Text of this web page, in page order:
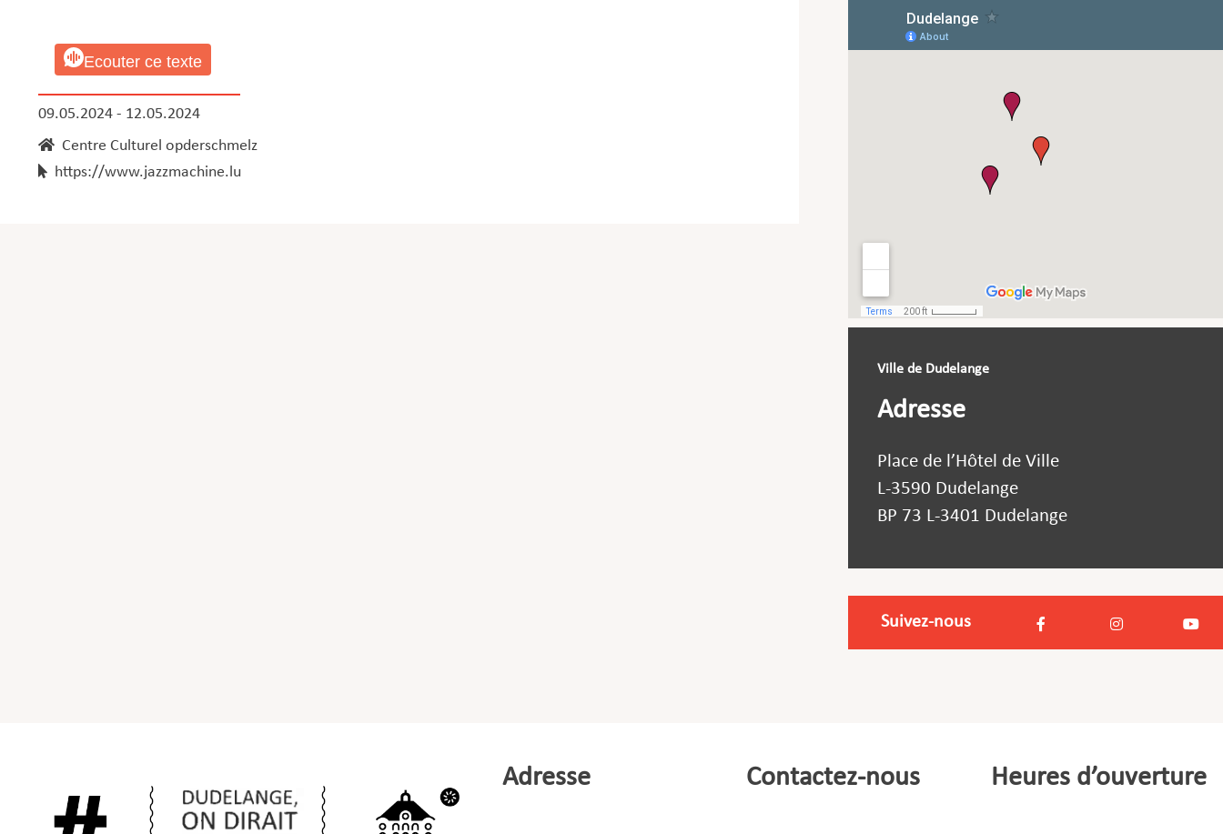
Ecouter ce texte
09.05.2024 - 12.05.2024
Centre Culturel opderschmelz
https://www.jazzmachine.lu
Ville de Dudelange
Adresse
Place de l’Hôtel de Ville
L-3590 Dudelange
BP 73 L-3401 Dudelange
Suivez-nous
Adresse Contactez-nous Heures d’ouverture